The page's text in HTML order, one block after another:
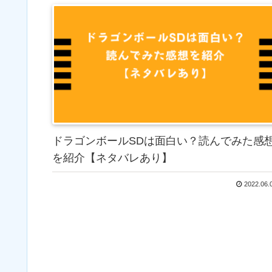
ドラゴンボールSDは面白い？読んでみた感
を紹介【ネタバレあり】